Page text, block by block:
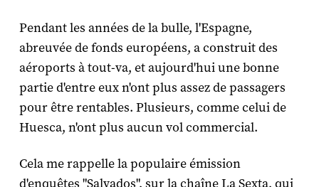
Pendant les années de la bulle, l'Espagne,
abreuvée de fonds européens, a construit des
aéroports à tout-va, et aujourd'hui une bonne
partie d'entre eux n'ont plus assez de passagers
pour être rentables. Plusieurs, comme celui de
Huesca, n'ont plus aucun vol commercial.
Cela me rappelle la populaire émission